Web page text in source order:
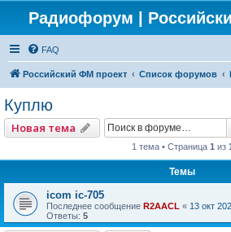
Радиофорум |
FAQ
Российский ФМ проект Список форумов
Куплю
Новая тема
1 тема • Страница 1 из
Темы
icom ic-705
Последнее сообщение R2AACL « 13 окт
Ответы: 5